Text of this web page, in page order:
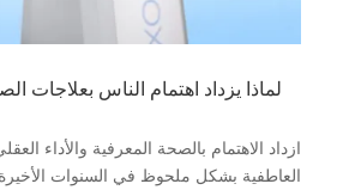
لماذا يزداد اهتمام الناس بعلاجات
ازداد الاهتمام بالصحة المعرفية والأداء
العاطفية بشكل ملحوظ في السنوات